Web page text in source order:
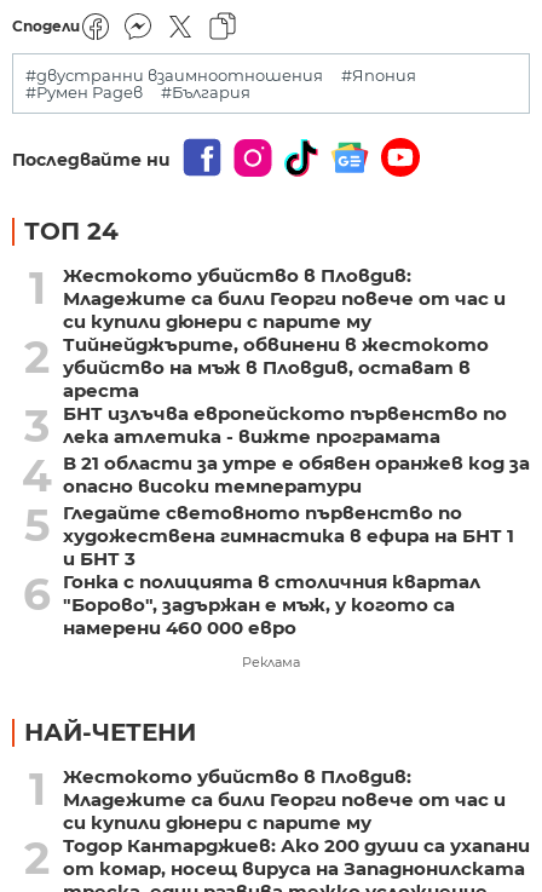
Сподели
#двустранни взаимноотношения
#Япония
#Румен Радев
#България
Последвайте ни
ТОП 24
1
Жестокото убийство в Пловдив:
Младежите са били Георги повече от час и
си купили дюнери с парите му
2
Тийнейджърите, обвинени в жестокото
убийство на мъж в Пловдив, остават в
ареста
3
БНТ излъчва европейското първенство по
лека атлетика - вижте програмата
4 В 21 области за утре е обявен оранжев код за
опасно високи температури
5
Гледайте световното първенство по
художествена гимнастика в ефира на БНТ 1
и БНТ 3
6
Гонка с полицията в столичния квартал
"Борово", задържан е мъж, у когото са
намерени 460 000 евро
Реклама
НАЙ-ЧЕТЕНИ
1
Жестокото убийство в Пловдив:
Младежите са били Георги повече от час и
си купили дюнери с парите му
2
Тодор Кантарджиев: Ако 200 души са ухапани
от комар, носещ вируса на Западнонилската